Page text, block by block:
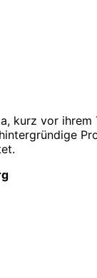
kurz vor